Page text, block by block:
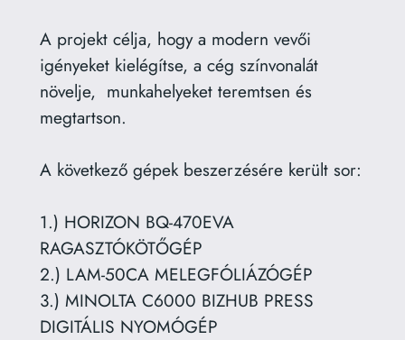
A projekt célja, hogy a modern vevői
igényeket kielégítse, a cég színvonalát
növelje, munkahelyeket teremtsen és
megtartson.
A következő gépek beszerzésére került sor:
1.) HORIZON BQ-470EVA
RAGASZTÓKÖTŐGÉP
2.) LAM-50CA MELEGFÓLIÁZÓGÉP
3.) MINOLTA C6000 BIZHUB PRESS
DIGITÁLIS NYOMÓGÉP